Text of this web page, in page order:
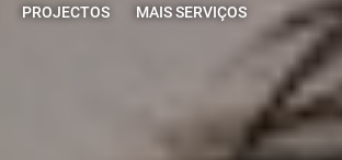
PROJECTOS MAIS SERVIÇOS